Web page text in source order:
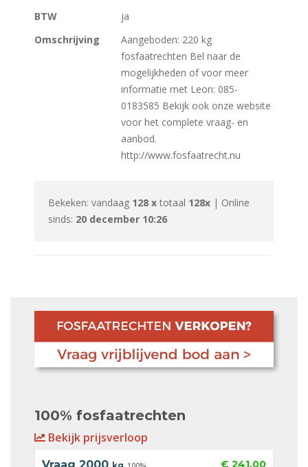
BTW
ja
Omschrijving
Aangeboden: 220 kg
fosfaatrechten Bel naar de
mogelijkheden of voor meer
informatie met Leon: 085-
0183585 Bekijk ook onze website
voor het complete vraag- en
aanbod.
http://www.fosfaatrecht.nu
Bekeken: vandaag 128 x totaal 128x | Online
sinds: 20 december 10:26
100% fosfaatrechten
Bekijk prijsverloop
€ 241,00